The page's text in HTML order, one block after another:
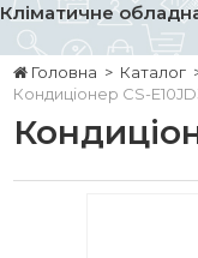
Кліматичне
Головна > Каталог
Кондиціонер CS-